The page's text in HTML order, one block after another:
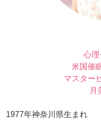
心理
米国催
マスター
月
1977年神奈川県生まれ